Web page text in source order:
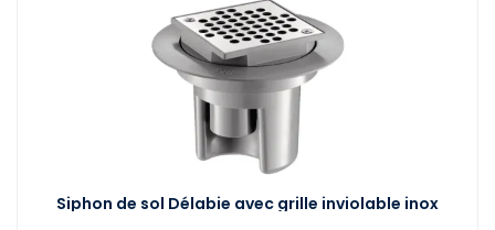
Siphon de sol Délabie avec grille inviolable inox